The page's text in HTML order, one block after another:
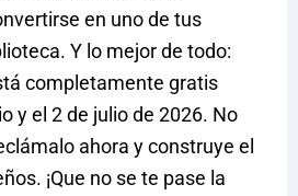
en uno de tus
Y lo mejor de todo:
completamente gratis
y el 2 de julio de 2026. No
ahora y construye el
¡Que no se te pase la